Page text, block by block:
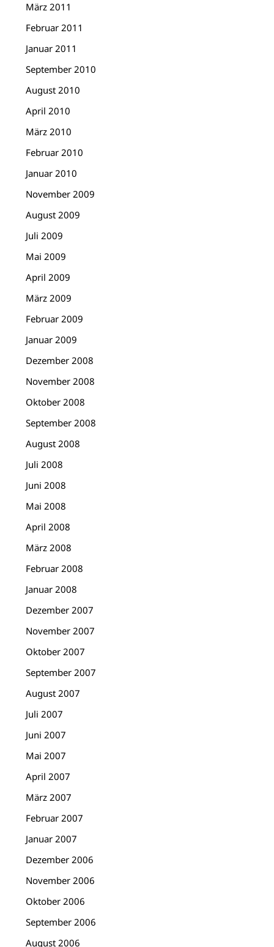
März 2011
Februar 2011
Januar 2011
September 2010
August 2010
April 2010
März 2010
Februar 2010
Januar 2010
November 2009
August 2009
Juli 2009
Mai 2009
April 2009
März 2009
Februar 2009
Januar 2009
Dezember 2008
November 2008
Oktober 2008
September 2008
August 2008
Juli 2008
Juni 2008
Mai 2008
April 2008
März 2008
Februar 2008
Januar 2008
Dezember 2007
November 2007
Oktober 2007
September 2007
August 2007
Juli 2007
Juni 2007
Mai 2007
April 2007
März 2007
Februar 2007
Januar 2007
Dezember 2006
November 2006
Oktober 2006
September 2006
August 2006